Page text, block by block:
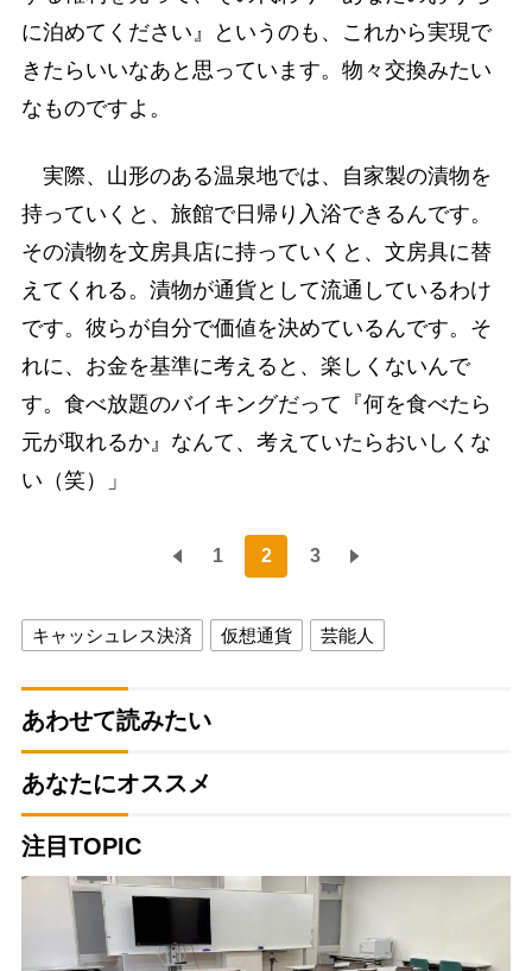
に泊めてください』というのも、これから実現で
きたらいいなあと思っています。物々交換みたい
なものですよ。
実際、山形のある温泉地では、自家製の漬物を
持っていくと、旅館で日帰り入浴できるんです。
その漬物を文房具店に持っていくと、文房具に替
えてくれる。漬物が通貨として流通しているわけ
です。彼らが自分で価値を決めているんです。そ
れに、お金を基準に考えると、楽しくないんで
す。食べ放題のバイキングだって『何を食べたら
元が取れるか』なんて、考えていたらおいしくな
い（笑）」
1 2 3
キャッシュレス決済 仮想通貨 芸能人
あわせて読みたい
あなたにオススメ
注目TOPIC